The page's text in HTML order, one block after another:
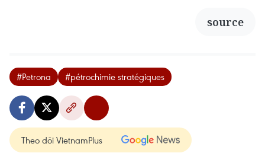
source
#Petrona #pétrochimie stratégiques
Theo dõi VietnamPlus